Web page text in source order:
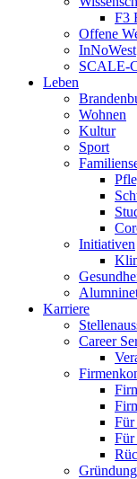
F3
Offene
InNoWest
SCALE-
Leben
Wohnen
Kultur
Sport
Initiativen
Karriere
Career
Für
Für
Gründung